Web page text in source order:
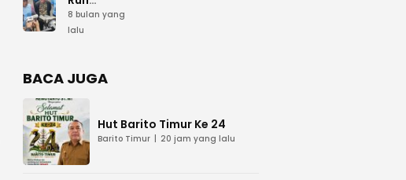
Sekumpul
Meriahkan
Hari Bela
Juang TNI
AD di
Palangka
Raya
8 bulan yang
lalu
BACA JUGA
Hut Barito Timur Ke 24
Barito Timur 20 jam yang lalu